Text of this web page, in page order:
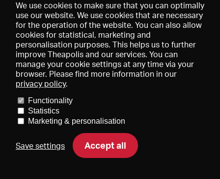
Données médiatiques
Conditions générales de vente
Contact
Aide Newsletter
We use cookies to make sure that you can optimally
use our website. We use cookies that are necessary
for the operation of the website. You can also allow
cookies for statistical, marketing and
personalisation purposes. This helps us to further
improve Theapolis and our services. You can
manage your cookie settings at any time via your
browser. Please find more information in our
privacy policy.
Functionality
Statistics
Marketing & personalisation
Save settings Accept all